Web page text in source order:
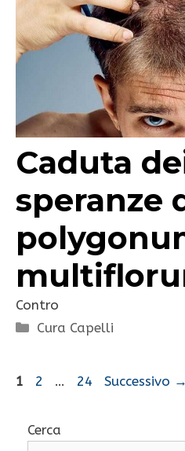
Caduta
speranze
Contro
Categorie
Cura Capelli
Pagina
1 Pagina
2 … Pagina
24 Successivo →
Cerca